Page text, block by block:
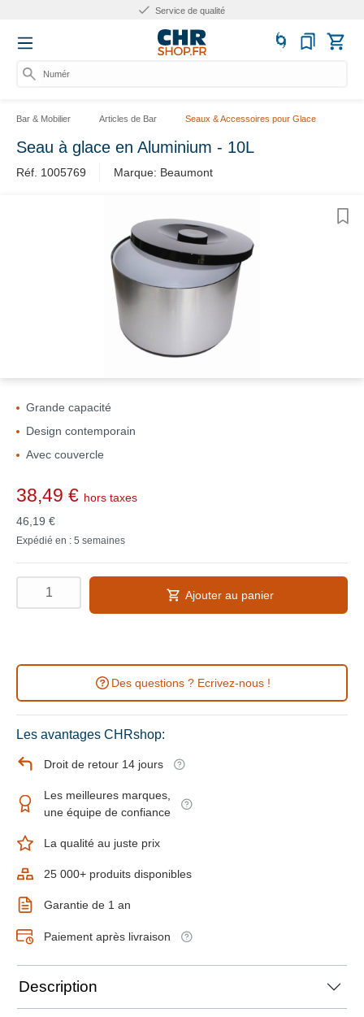
Service de qualité
Numéro d
Bar & Mobilier Articles de Bar Seaux & Accessoires pour Glace
Seau à glace en Aluminium - 10L
Réf. 1005769 Marque: Beaumont
Grande capacité
Design contemporain
Avec couvercle
38,49 € hors taxes
46,19 €
Expédié en : 5 semaines
Ajouter au panier
Des questions ? Ecrivez-nous !
Les avantages CHRshop:
Droit de retour 14 jours
Les meilleures marques,
une équipe de confiance
La qualité au juste prix
25 000+ produits disponibles
Garantie de 1 an
Paiement après livraison
Description